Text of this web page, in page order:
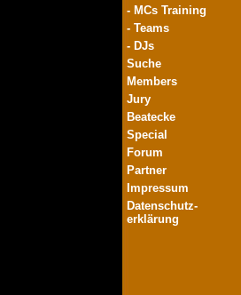
- MCs Training
- Teams
- DJs
Suche
Members
Jury
Beatecke
Special
Forum
Partner
Impressum
Datenschutz-
erklärung